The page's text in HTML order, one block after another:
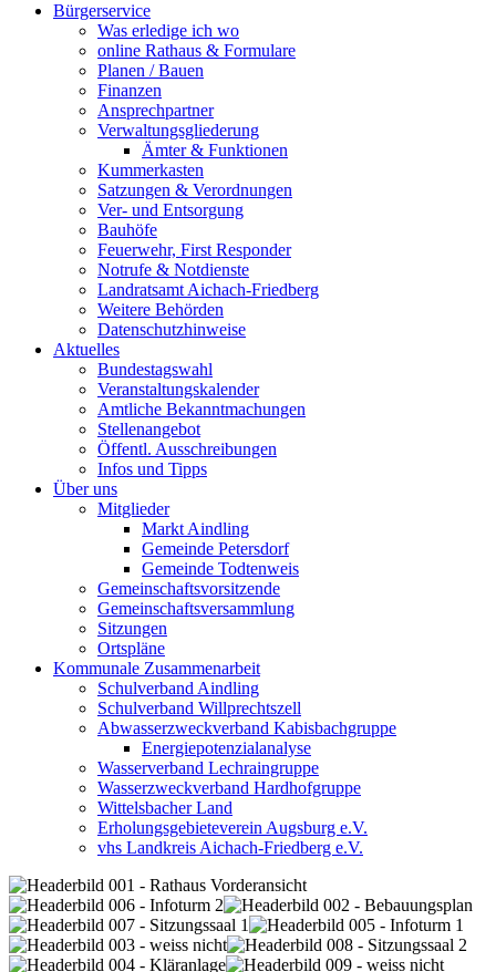
Bürgerservice
Was erledige ich wo
online Rathaus & Formulare
Planen / Bauen
Finanzen
Ansprechpartner
Verwaltungsgliederung
Ämter & Funktionen
Kummerkasten
Satzungen & Verordnungen
Ver- und Entsorgung
Bauhöfe
Feuerwehr, First Responder
Notrufe & Notdienste
Landratsamt Aichach-Friedberg
Weitere Behörden
Datenschutzhinweise
Aktuelles
Bundestagswahl
Veranstaltungskalender
Amtliche Bekanntmachungen
Stellenangebot
Öffentl. Ausschreibungen
Infos und Tipps
Über uns
Mitglieder
Markt Aindling
Gemeinde Petersdorf
Gemeinde Todtenweis
Gemeinschaftsvorsitzende
Gemeinschaftsversammlung
Sitzungen
Ortspläne
Kommunale Zusammenarbeit
Schulverband Aindling
Schulverband Willprechtszell
Abwasserzweckverband Kabisbachgruppe
Energiepotenzialanalyse
Wasserverband Lechraingruppe
Wasserzweckverband Hardhofgruppe
Wittelsbacher Land
Erholungsgebieteverein Augsburg e.V.
vhs Landkreis Aichach-Friedberg e.V.